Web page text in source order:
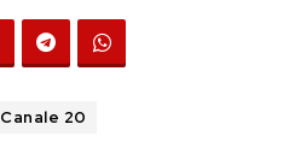
Canale 20